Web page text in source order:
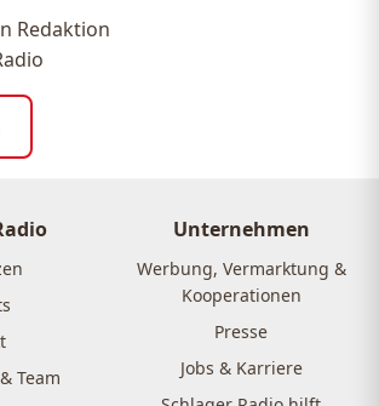
Redaktion
Team
Unternehmen
Werbung, Vermarktung &
Kooperationen
Presse
Jobs & Karriere